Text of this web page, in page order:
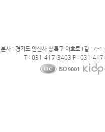
본사 : 경기도 안산사 상록구 이호로3길 14-
T : 031-417-3403 F : 031-